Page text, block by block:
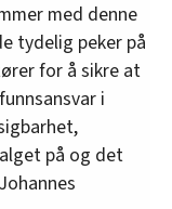
med denne
tydelig peker på
for å sikre at
i
på og det